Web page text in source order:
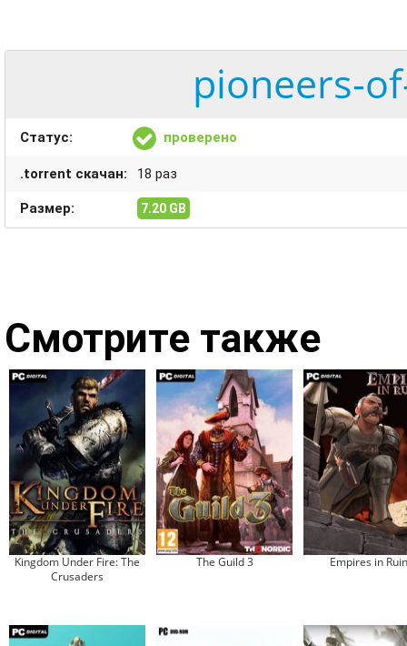
pioneers-
Статус: проверено
.torrent скачан: 18 раз
Размер: 7.20 GB
Смотрите также
Kingdom Under Fire: The
Crusaders
The Guild 3 Empires in